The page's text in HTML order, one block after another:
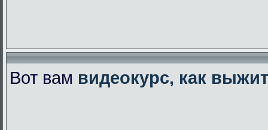
Вот вам видеокурс, как